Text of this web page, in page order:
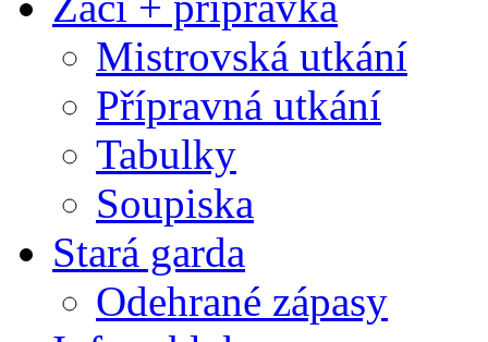
Mistrovská utkání
Přípravná utkání
Tabulky
Soupiska
Stará garda
Odehrané zápasy